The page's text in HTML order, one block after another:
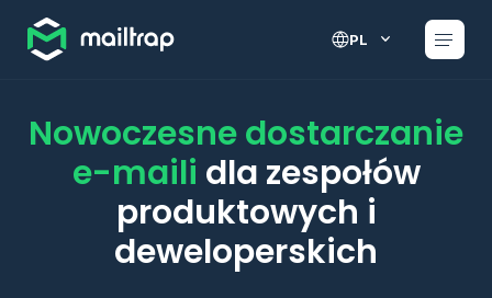
PL
Nowoczesne dostarczanie
e-maili dla zespołów
produktowych i
deweloperskich